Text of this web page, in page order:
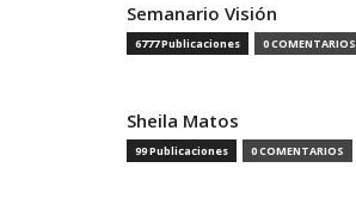
Semanario Visión
6777 Publicaciones 0 COMENTARIOS
Sheila Matos
99 Publicaciones 0 COMENTARIOS